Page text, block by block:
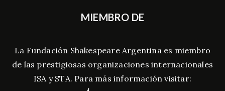
MIEMBRO DE
La Fundación Shakespeare Argentina es miembro
de las prestigiosas organizaciones internacionales
ISA y STA. Para más información visitar: